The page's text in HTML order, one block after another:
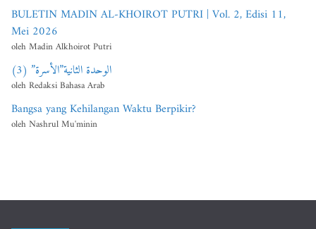
BULETIN MADIN AL-KHOIROT PUTRI | Vol. 2, Edisi 11,
Mei 2026
oleh Madin Alkhoirot Putri
الوحدة الثانية”الأسرة” (3)
oleh Redaksi Bahasa Arab
Bangsa yang Kehilangan Waktu Berpikir?
oleh Nashrul Mu'minin